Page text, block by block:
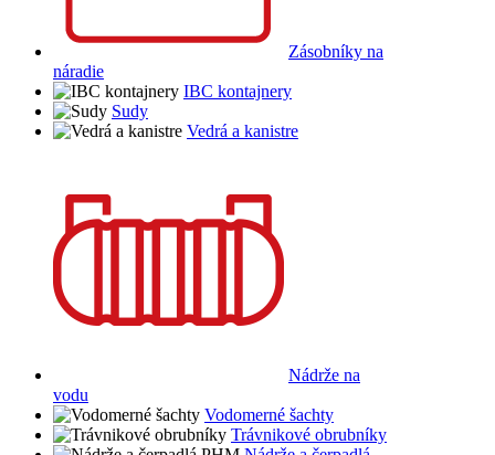
Zásobníky na
náradie
IBC kontajnery
Sudy
Vedrá a kanistre
Nádrže na
vodu
Vodomerné šachty
Trávnikové obrubníky